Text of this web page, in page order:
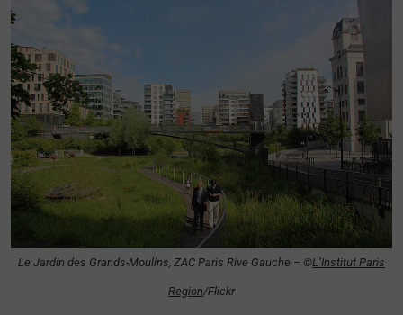
Le Jardin des Grands-Moulins, ZAC Paris Rive Gauche – ©L’Institut Paris
Region/Flickr